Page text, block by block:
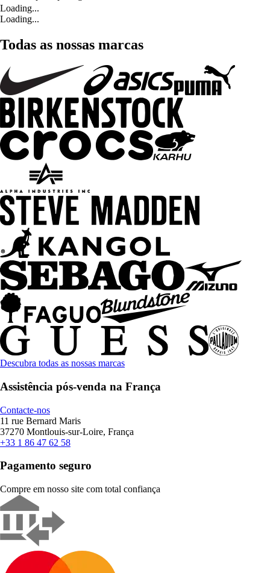
Loading...
Loading...
Todas as nossas marcas
Descubra todas as nossas marcas
Assistência pós-venda na França
Contacte-nos
11 rue Bernard Maris
37270 Montlouis-sur-Loire, França
+33 1 86 47 62 58
Pagamento seguro
Compre em nosso site com total confiança